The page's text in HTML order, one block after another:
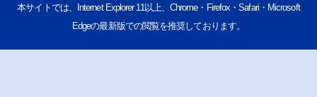
本サイトでは、Internet Explorer 11以上、Chrome・Firefox・Safari・Microsoft
Edgeの最新版での閲覧を推奨しております。